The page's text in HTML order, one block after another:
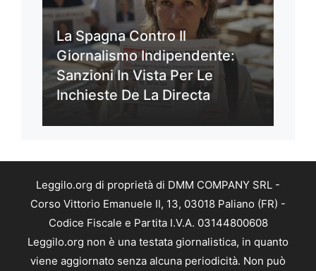
La Spagna Contro Il
Giornalismo Indipendente:
Sanzioni In Vista Per Le
Inchieste De La Directa
Leggilo.org di proprietà di DMM COMPANY SRL -
Corso Vittorio Emanuele II, 13, 03018 Paliano (FR) -
Codice Fiscale e Partita I.V.A. 03144800608
Leggilo.org non è una testata giornalistica, in quanto
viene aggiornato senza alcuna periodicità. Non può